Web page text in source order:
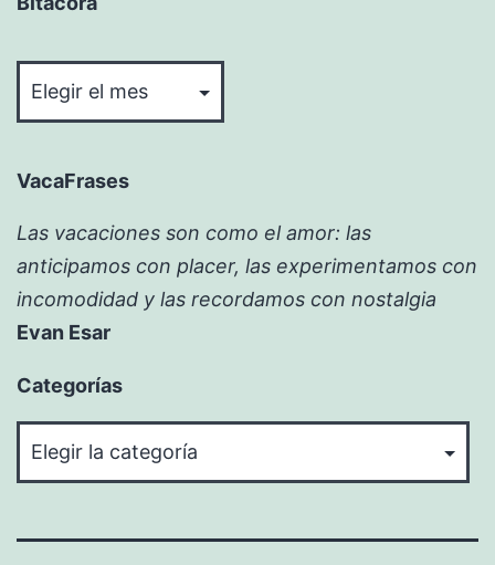
VacaFrases
Las vacaciones son como el amor: las
anticipamos con placer, las experimentamos con
incomodidad y las recordamos con nostalgia
Evan Esar
Categorías